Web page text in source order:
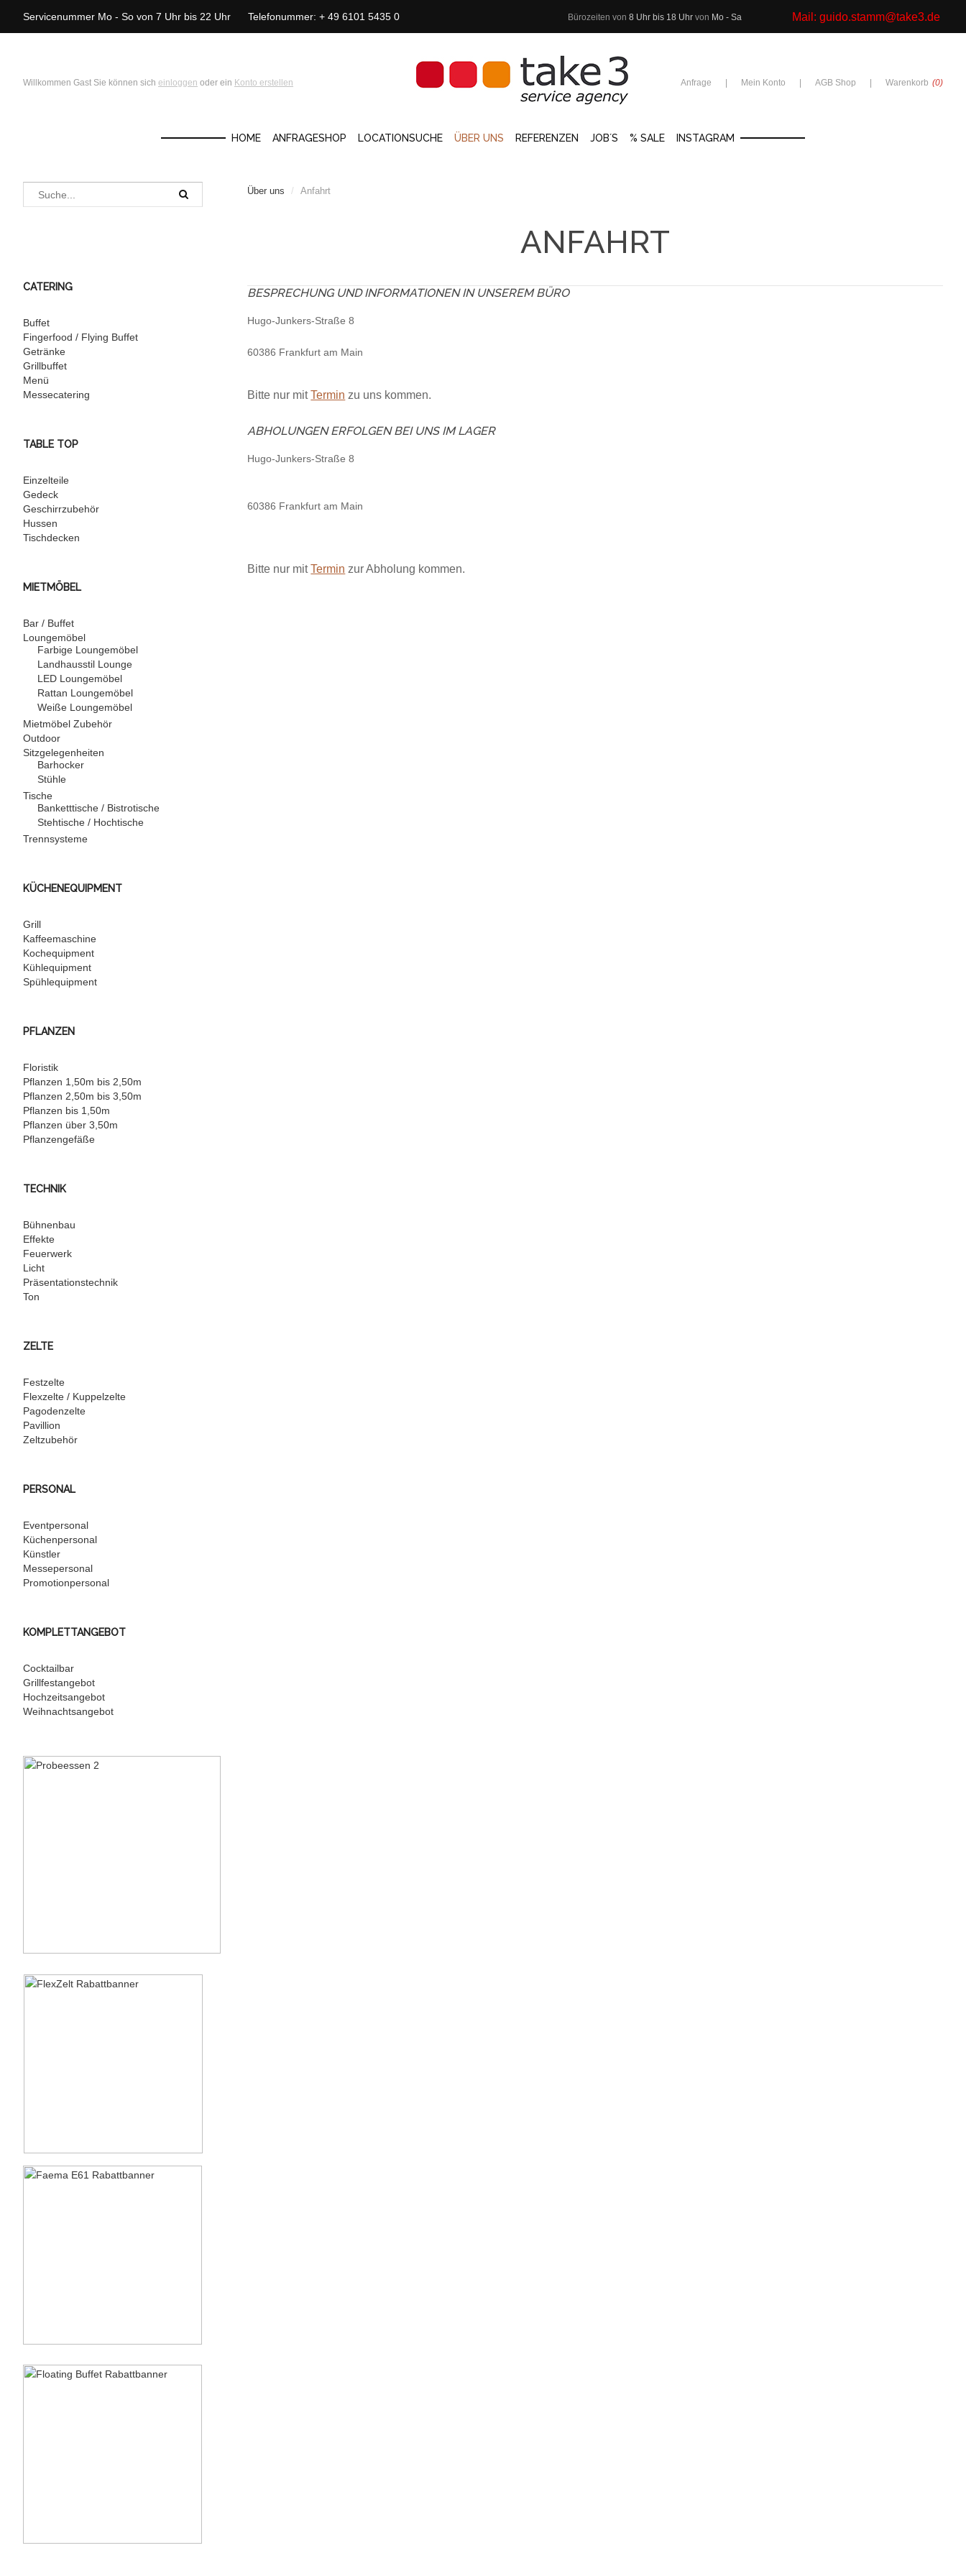
Servicenummer Mo - So von 7 Uhr bis 22 Uhr Telefonummer: + 49 6101 5435 0 Mail: guido.stamm@take3.de
Bürozeiten von 8 Uhr bis 18 Uhr von Mo - Sa
Willkommen Gast Sie können sich einloggen oder ein Konto erstellen Anfrage Mein Konto AGB Shop Warenkorb (0)
HOME ANFRAGESHOP LOCATIONSUCHE ÜBER UNS REFERENZEN JOB´S % SALE INSTAGRAM
Über uns / Anfahrt
ANFAHRT
BESPRECHUNGUND INFORMATIONEN IN UNSEREM BÜRO
Hugo-Junkers-Straße 8
60386 Frankfurt am Main
Bitte nur mitTermin zu uns kommen.
ABHOLUNGEN ERFOLGEN BEI UNS IM LAGER
Hugo-Junkers-Straße 8
60386 Frankfurt am Main
Bitte nur mitTermin zur Abholung kommen.
CATERING
Buffet
Fingerfood / Flying Buffet
Getränke
Grillbuffet
Menü
Messecatering
TABLE TOP
Einzelteile
Gedeck
Geschirrzubehör
Hussen
Tischdecken
MIETMÖBEL
Bar / Buffet
Loungemöbel
Farbige Loungemöbel
Landhausstil Lounge
LED Loungemöbel
Rattan Loungemöbel
Weiße Loungemöbel
Mietmöbel Zubehör
Outdoor
Sitzgelegenheiten
Barhocker
Stühle
Tische
Banketttische / Bistrotische
Stehtische / Hochtische
Trennsysteme
KÜCHENEQUIPMENT
Grill
Kaffeemaschine
Kochequipment
Kühlequipment
Spühlequipment
PFLANZEN
Floristik
Pflanzen 1,50m bis 2,50m
Pflanzen 2,50m bis 3,50m
Pflanzen bis 1,50m
Pflanzen über 3,50m
Pflanzengefäße
TECHNIK
Bühnenbau
Effekte
Feuerwerk
Licht
Präsentationstechnik
Ton
ZELTE
Festzelte
Flexzelte / Kuppelzelte
Pagodenzelte
Pavillion
Zeltzubehör
PERSONAL
Eventpersonal
Küchenpersonal
Künstler
Messepersonal
Promotionpersonal
KOMPLETTANGEBOT
Cocktailbar
Grillfestangebot
Hochzeitsangebot
Weihnachtsangebot